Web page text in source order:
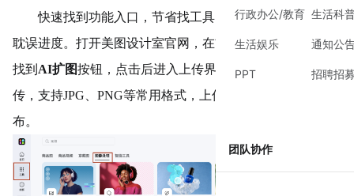
行政办公/教育
生活娱乐
PPT
生活科
通知公
招聘招
团队协作
快速找到功能入口，节省找工具的时间，避免操作繁琐
耽误进度。打开美图设计室官网，在首页图像处理板块直接
找到 AI扩图按钮，点击后进入上传界面，选择本地图片上
传，支持JPG、PNG等常用格式，上传后自动加载到编辑画
布。